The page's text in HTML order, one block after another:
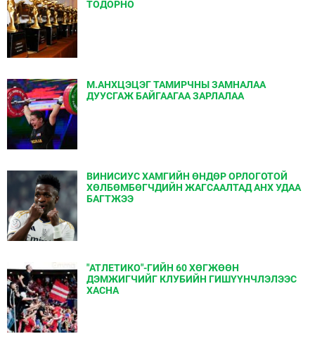
ТОДОРНО
М.АНХЦЭЦЭГ ТАМИРЧНЫ ЗАМНАЛАА
ДУУСГАЖ БАЙГААГАА ЗАРЛАЛАА
ВИНИСИУС ХАМГИЙН ӨНДӨР ОРЛОГОТОЙ
ХӨЛБӨМБӨГЧДИЙН ЖАГСААЛТАД АНХ УДАА
БАГТЖЭЭ
"АТЛЕТИКО"-ГИЙН 60 ХӨГЖӨӨН
ДЭМЖИГЧИЙГ КЛУБИЙН ГИШҮҮНЧЛЭЛЭЭС
ХАСНА